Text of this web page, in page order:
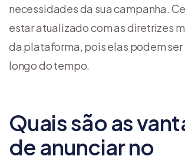
necessidades da sua campanha.
estar atualizado com as diretrizes
da plataforma, pois elas podem
longo do tempo.
Quais são as
de anunciar no